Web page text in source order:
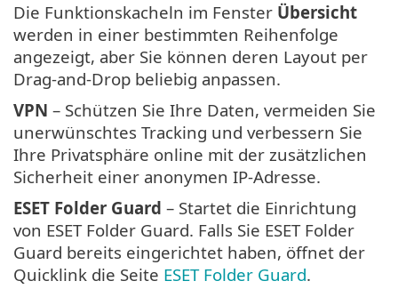
Die Funktionskacheln im Fenster Übersicht
werden in einer bestimmten Reihenfolge
angezeigt, aber Sie können deren Layout per
Drag-and-Drop beliebig anpassen.
VPN – Schützen Sie Ihre Daten, vermeiden Sie
unerwünschtes Tracking und verbessern Sie
Ihre Privatsphäre online mit der zusätzlichen
Sicherheit einer anonymen IP-Adresse.
ESET Folder Guard – Startet die Einrichtung
von ESET Folder Guard. Falls Sie ESET Folder
Guard bereits eingerichtet haben, öffnet der
Quicklink die Seite ESET Folder Guard.